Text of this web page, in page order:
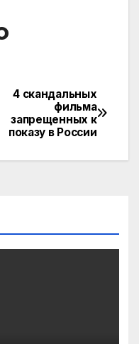
4 скандальных
фильма
запрещенных к
показу в России